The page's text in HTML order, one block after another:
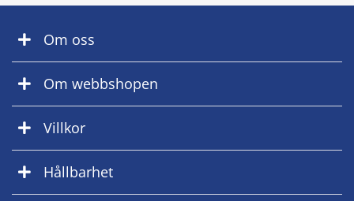
Om oss
Om webbshopen
Villkor
Hållbarhet